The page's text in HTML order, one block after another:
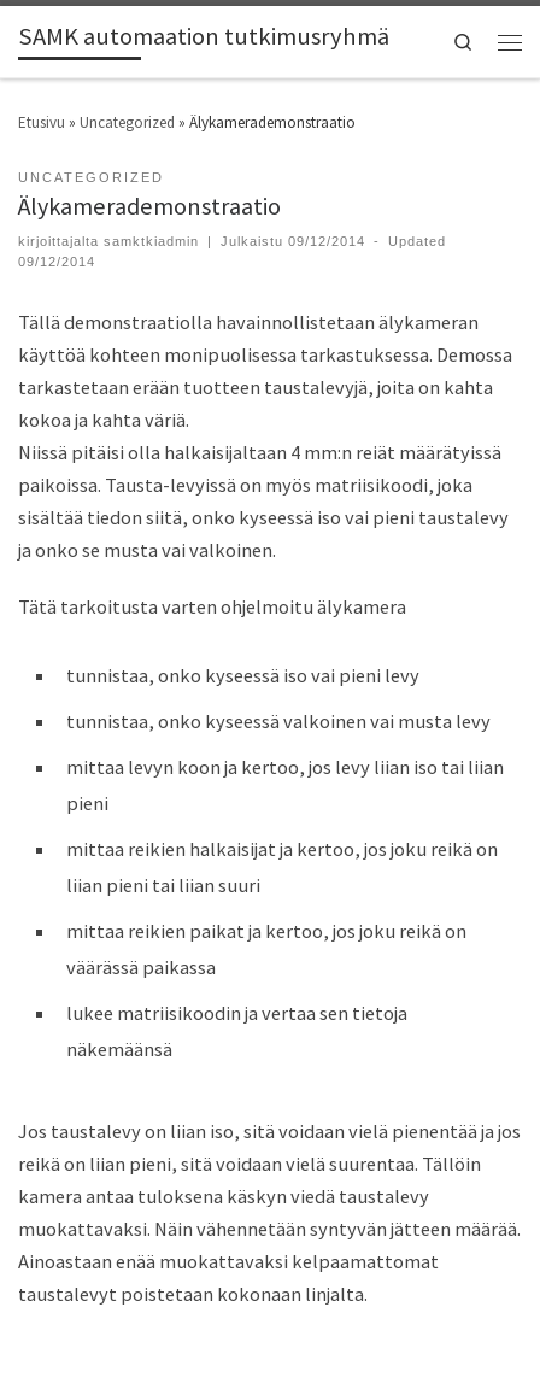
SAMK automaation tutkimusryhmä Search
Etusivu » Uncategorized » Älykamerademonstraatio
UNCATEGORIZED
Älykamerademonstraatio
kirjoittajalta samktkiadmin | Julkaistu09/12/2014 -
Updated
09/12/2014
Tällä demonstraatiolla havainnollistetaan älykameran
käyttöä kohteen monipuolisessa tarkastuksessa. Demossa
tarkastetaan erään tuotteen taustalevyjä, joita on kahta
kokoa ja kahta väriä.
Niissä pitäisi olla halkaisijaltaan 4 mm:n reiät määrätyissä
paikoissa. Tausta-levyissä on myös matriisikoodi, joka
sisältää tiedon siitä, onko kyseessä iso vai pieni taustalevy
ja onko se musta vai valkoinen.
Tätä tarkoitusta varten ohjelmoitu älykamera
tunnistaa, onko kyseessä iso vai pieni levy
tunnistaa, onko kyseessä valkoinen vai musta levy
mittaa levyn koon ja kertoo, jos levy liian iso tai liian
pieni
mittaa reikien halkaisijat ja kertoo, jos joku reikä on
liian pieni tai liian suuri
mittaa reikien paikat ja kertoo, jos joku reikä on
väärässä paikassa
lukee matriisikoodin ja vertaa sen tietoja
näkemäänsä
Jos taustalevy on liian iso, sitä voidaan vielä pienentää ja jos
reikä on liian pieni, sitä voidaan vielä suurentaa. Tällöin
kamera antaa tuloksena käskyn viedä taustalevy
muokattavaksi. Näin vähennetään syntyvän jätteen määrää.
Ainoastaan enää muokattavaksi kelpaamattomat
taustalevyt poistetaan kokonaan linjalta.